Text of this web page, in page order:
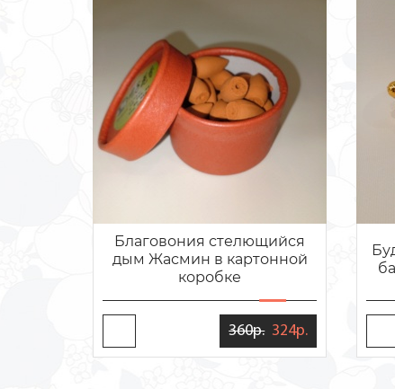
Благовония стелющийся
дым Жасмин в картонной
коробке
360р. 324р.